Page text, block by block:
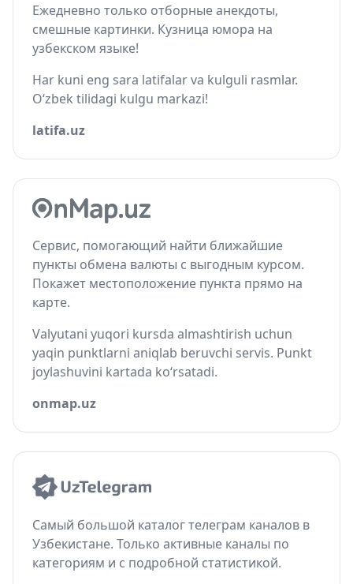
Ежедневно только отборные анекдоты,
смешные картинки. Кузница юмора на
узбекском языке!
Har kuni eng sara latifalar va kulguli rasmlar.
O‘zbek tilidagi kulgu markazi!
latifa.uz
Сервис, помогающий найти ближайшие
пункты обмена валюты с выгодным курсом.
Покажет местоположение пункта прямо на
карте.
Valyutani yuqori kursda almashtirish uchun
yaqin punktlarni aniqlab beruvchi servis. Punkt
joylashuvini kartada ko‘rsatadi.
onmap.uz
Самый большой каталог телеграм каналов в
Узбекистане. Только активные каналы по
категориям и с подробной статистикой.